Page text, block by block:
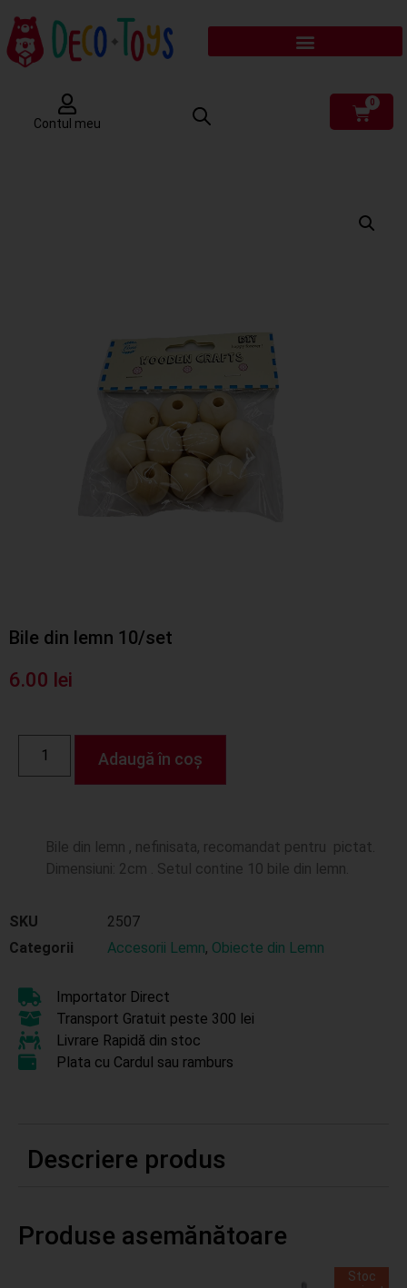
Contul meu
0
Bile din lemn 10/set
6.00 lei
Adaugă în coș
Bile din lemn , nefinisata, recomandat pentru pictat.
Dimensiuni: 2cm . Setul contine 10 bile din lemn.
SKU
2507
Categorii
Accesorii Lemn, Obiecte din Lemn
Importator Direct
Transport Gratuit peste 300 lei
Livrare Rapidă din stoc
Plata cu Cardul sau ramburs
Descriere produs
Produse asemănătoare
Stoc